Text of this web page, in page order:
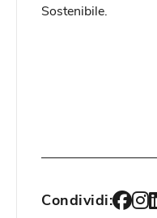
Sostenibile.
Condividi: